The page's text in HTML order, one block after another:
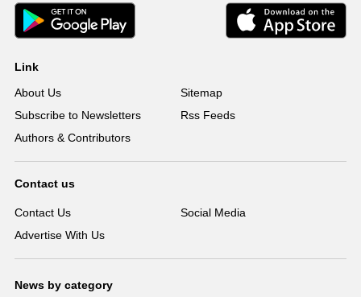
Link
About Us
Sitemap
Subscribe to Newsletters
Rss Feeds
Authors & Contributors
Contact us
Contact Us
Social Media
Advertise With Us
News by category